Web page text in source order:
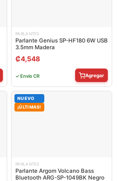
PARLANTES
Parlante Genius SP-HF180 6W USB
3.5mm Madera
₡4,548
✓ Envío CR Agregar
NUEVO
¡ÚLTIMAS!
PARLANTES
Parlante Argom Volcano Bass
Bluetooth ARG-SP-1049BK Negro